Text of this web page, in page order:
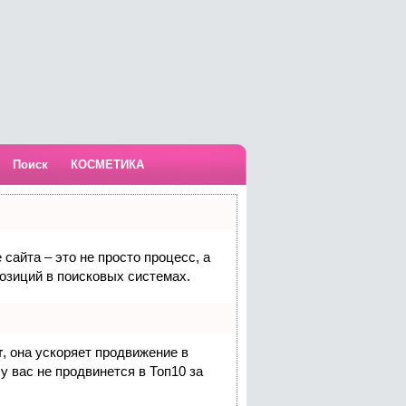
Поиск КОСМЕТИКА
– это не просто процесс, а
в поисковых системах.
, она ускоряет продвижение в
вас не продвинется в Топ10 за